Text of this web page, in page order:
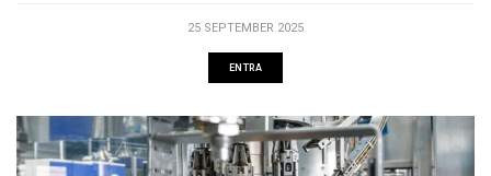
25 SEPTEMBER 2025
ENTRA